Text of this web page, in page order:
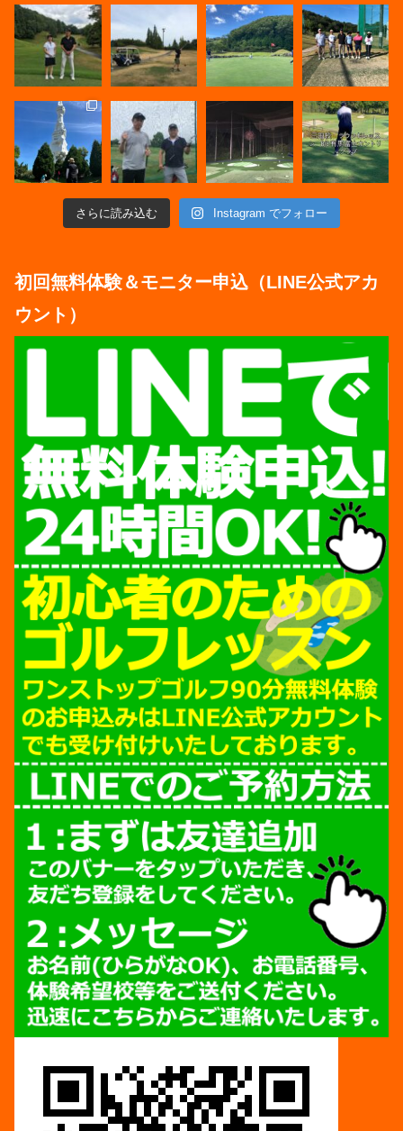
さらに読み込む Instagram でフォロー
初回無料体験＆モニター申込（LINE公式アカ
ウント）